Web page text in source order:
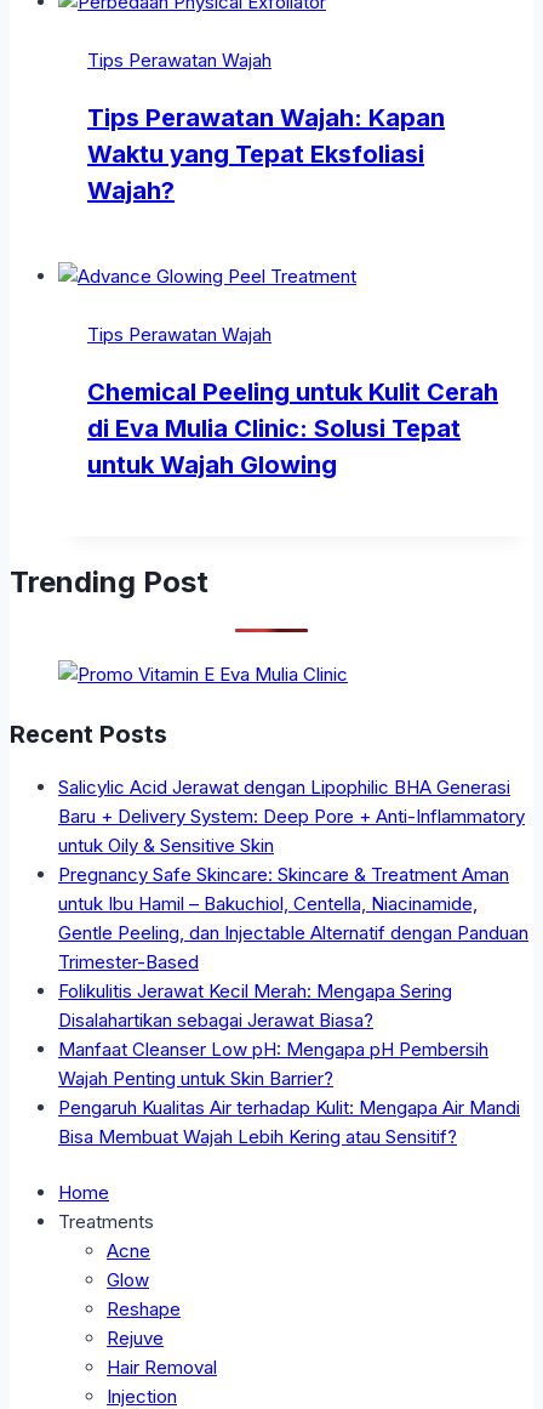
Tips Perawatan Wajah
Tips Perawatan Wajah: Kapan
Waktu yang Tepat Eksfoliasi
Wajah?
Tips Perawatan Wajah
Chemical Peeling untuk Kulit Cerah
di Eva Mulia Clinic: Solusi Tepat
untuk Wajah Glowing
Trending Post
Recent Posts
Salicylic Acid Jerawat dengan Lipophilic BHA Generasi
Baru + Delivery System: Deep Pore + Anti-Inflammatory
untuk Oily & Sensitive Skin
Pregnancy Safe Skincare: Skincare & Treatment Aman
untuk Ibu Hamil – Bakuchiol, Centella, Niacinamide,
Gentle Peeling, dan Injectable Alternatif dengan Panduan
Trimester-Based
Folikulitis Jerawat Kecil Merah: Mengapa Sering
Disalahartikan sebagai Jerawat Biasa?
Manfaat Cleanser Low pH: Mengapa pH Pembersih
Wajah Penting untuk Skin Barrier?
Pengaruh Kualitas Air terhadap Kulit: Mengapa Air Mandi
Bisa Membuat Wajah Lebih Kering atau Sensitif?
Home
Treatments
Acne
Glow
Reshape
Rejuve
Hair Removal
Injection